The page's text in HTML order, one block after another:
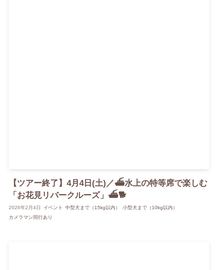
【ツアー終了】4月4日(土)／⛴️水上の特等席で楽しむ
「お花見リバークルーズ」⛴️🐕
2026年2月4日 イベント 中型犬まで（15kg以内）
小型犬まで（10kg以内）
カメラマン同行あり